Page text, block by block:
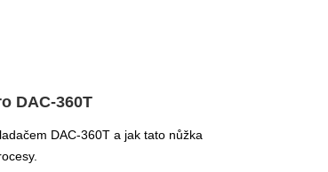
DAC-360T
DAC-360T a jak tato nůžka